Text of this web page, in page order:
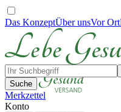
Das KonzeptÜber unsVor Ort
Suche
Merkzettel
Konto